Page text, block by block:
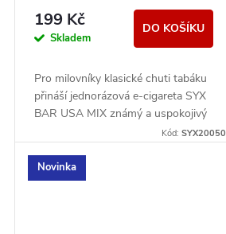
199 Kč
Skladem
DO KOŠÍKU
Pro milovníky klasické chuti tabáku
přináší jednorázová e-cigareta SYX
BAR USA MIX známý a uspokojivý
Kód:SYX20050
Novinka